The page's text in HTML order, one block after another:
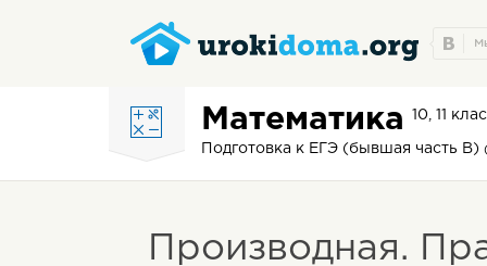
Математика 10, 11
Подготовка к ЕГЭ (бывшая часть В)
Производная.